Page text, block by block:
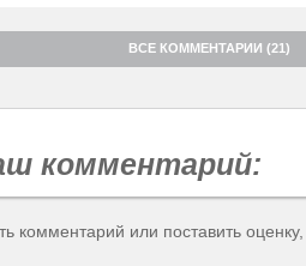
ВСЕ КОММЕНТАРИИ (21)
комментарий:
комментарий или поставить